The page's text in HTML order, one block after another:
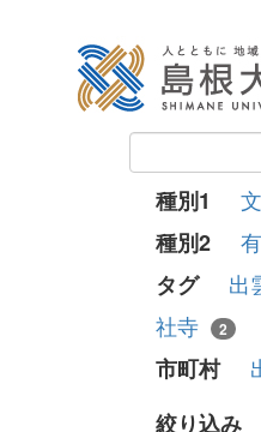
種別1
種別2
タグ 出
社寺
2
市町村
絞り込み